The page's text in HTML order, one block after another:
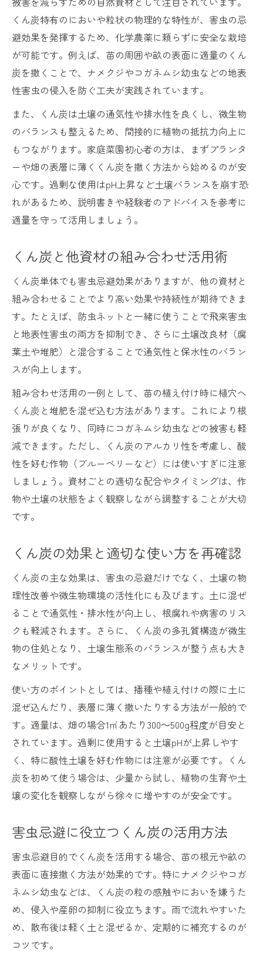
くん炭特有のにおいや粒状の物理的な特性が、害虫の忌
避効果を発揮するため、化学農薬に頼らずに安全な栽培
が可能です。例えば、苗の周囲や畝の表面に適量のくん
炭を撒くことで、ナメクジやコガネムシ幼虫などの地表
性害虫の侵入を防ぐ工夫が実践されています。
また、くん炭は土壌の通気性や排水性を良くし、微生物
のバランスも整えるため、間接的に植物の抵抗力向上に
もつながります。家庭菜園初心者の方は、まずプランタ
ーや畑の表層に薄くくん炭を撒く方法から始めるのが安
心です。過剰な使用はpH上昇など土壌バランスを崩す恐
れがあるため、説明書きや経験者のアドバイスを参考に
適量を守って活用しましょう。
くん炭と他資材の組み合わせ活用術
くん炭単体でも害虫忌避効果がありますが、他の資材と
組み合わせることでより高い効果や持続性が期待できま
す。たとえば、防虫ネットと一緒に使うことで飛来害虫
と地表性害虫の両方を抑制でき、さらに土壌改良材（腐
葉土や堆肥）と混合することで通気性と保水性のバラン
スが向上します。
組み合わせ活用の一例として、苗の植え付け時に植穴へ
くん炭と堆肥を混ぜ込む方法があります。これにより根
張りが良くなり、同時にコガネムシ幼虫などの被害も軽
減できます。ただし、くん炭のアルカリ性を考慮し、酸
性を好む作物（ブルーベリーなど）には使いすぎに注意
しましょう。資材ごとの適切な配合やタイミングは、作
物や土壌の状態をよく観察しながら調整することが大切
です。
くん炭の効果と適切な使い方を再確認
くん炭の主な効果は、害虫の忌避だけでなく、土壌の物
理性改善や微生物環境の活性化にも及びます。土に混ぜ
ることで通気性・排水性が向上し、根腐れや病害のリス
クも軽減されます。さらに、くん炭の多孔質構造が微生
物の住処となり、土壌生態系のバランスが整う点も大き
なメリットです。
使い方のポイントとしては、播種や植え付けの際に土に
混ぜ込んだり、表層に薄く撒いたりする方法が一般的で
す。適量は、畑の場合1㎡あたり300～500g程度が目安と
されています。過剰に使用すると土壌pHが上昇しやす
く、特に酸性土壌を好む作物には注意が必要です。くん
炭を初めて使う場合は、少量から試し、植物の生育や土
壌の変化を観察しながら徐々に増やすのが安全です。
害虫忌避に役立つくん炭の活用方法
害虫忌避目的でくん炭を活用する場合、苗の根元や畝の
表面に直接撒く方法が効果的です。特にナメクジやコガ
ネムシ幼虫などは、くん炭の粒の感触やにおいを嫌うた
め、侵入や産卵の抑制に役立ちます。雨で流れやすいた
め、散布後は軽く土と混ぜるか、定期的に補充するのが
コツです。